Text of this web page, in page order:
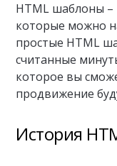
HTML шаблоны –
которые можно
простые HTML
считанные
которое вы
продвижение
История